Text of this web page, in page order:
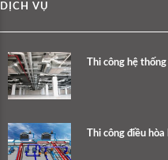
DỊCH VỤ
Thi công hệ
Thi công điều hòa